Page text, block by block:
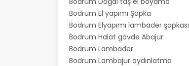
Bodrum El yapımı Şapka
Bodrum Elyapımı lambader şapkası
Bodrum Halat gövde Abajur
Bodrum Lambader
Bodrum Lambajur aydınlatma